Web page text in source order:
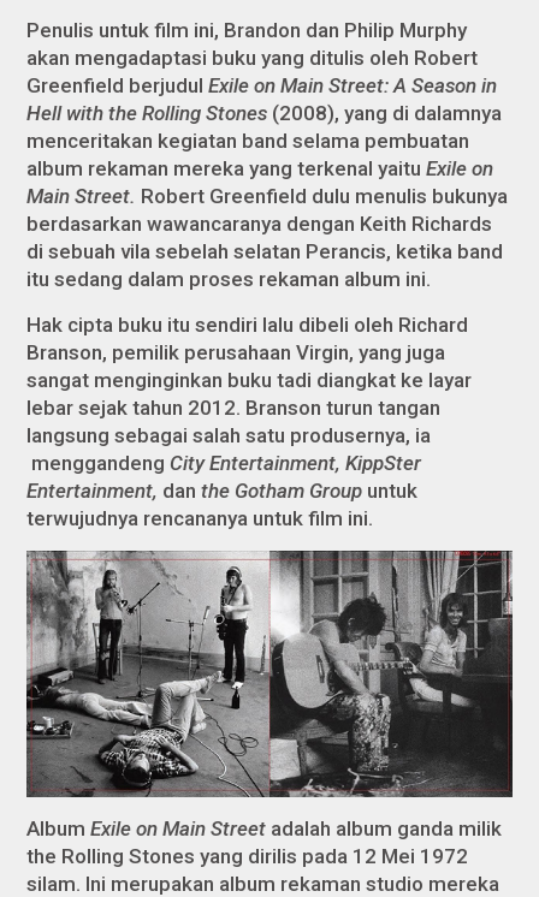
Penulis untuk film ini, Brandon dan Philip Murphy
akan mengadaptasi buku yang ditulis oleh Robert
Greenfield berjudulExile on Main Street: A Season in
Hell with the Rolling Stones (2008), yang di dalamnya
menceritakan kegiatan band selama pembuatan
album rekaman mereka yang terkenal yaituExile on
Main Street. Robert Greenfield dulu menulis bukunya
berdasarkan wawancaranya dengan Keith Richards
di sebuah vila sebelah selatan Perancis, ketika band
itu sedang dalam proses rekaman album ini.
Hak cipta buku itu sendiri lalu dibeli oleh Richard
Branson, pemilik perusahaan Virgin, yang juga
sangat menginginkan buku tadi diangkat ke layar
lebar sejak tahun 2012. Branson turun tangan
langsung sebagai salah satu produsernya, ia
menggandeng City Entertainment, KippSter
Entertainment, danthe Gotham Group untuk
terwujudnya rencananya untuk film ini.
AlbumExile on Main Street adalah album ganda milik
the Rolling Stones yang dirilis pada 12 Mei 1972
silam. Ini merupakan album rekaman studio mereka